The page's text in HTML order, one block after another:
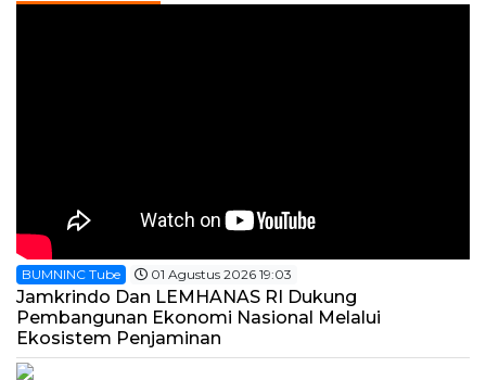
BUMNINC Tube 01 Agustus 2026 19:03
Jamkrindo Dan LEMHANAS RI Dukung
Pembangunan Ekonomi Nasional Melalui
Ekosistem Penjaminan